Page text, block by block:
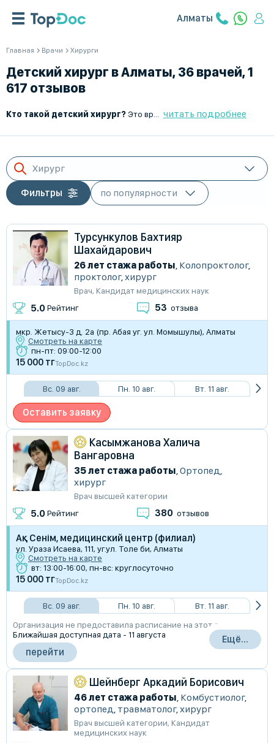
Алматы
Главная Врачи Хирурги
Детский хирург в Алматы, 36 врачей, 1
617 отзывов
Кто такой детский хирург? Это врач, который занимается читать подробнее
Хирург
Фильтры
Турсункулов Бахтияр
Шахайдарович
26 лет стажа работы, Колопроктолог,
проктолог,хирург
Врач, Кандидат медицинских наук
5.0 Рейтинг 53 отзыва
мкр. Жетысу-3 д. 2а (пр. Абая уг. ул. Момышулы), Алматы
Смотреть на карте
пн-пт: 09:00-12:00
15 000 тгTopDoc.kz
Вс. 09 авг. Пн. 10 авг. Вт. 11 авг.
Оставить заявку
Касымжанова Халича
Вангаровна
35 лет стажа работы,Ортопед,
хирург
Врач высшей категории
5.0 Рейтинг 380 отзывов
Ақ Сенім, медицинский центр (филиал)
ул. Ураза Исаева, 111, уг.ул. Толе би, Алматы
Смотреть на карте
вт: 13:00-16:00, пн-вс: круглосуточно
15 000 тгTopDoc.kz
Вс. 09 авг. Пн. 10 авг.
Вт. 11 авг.
Организация не предоставила расписание на этот день
Ближайшая доступная дата - 11 августа
перейти
Ещё...
Шейнберг Аркадий Борисович
46 лет стажа работы, Комбустиолог,
ортопед, травматолог,хирург
Врач высшей категории, Кандидат
медицинских наук